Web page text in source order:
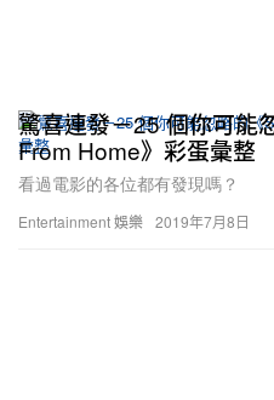
Entertainment 娛樂
驚喜連發－25 個你可能
From Home》彩蛋彙整
看過電影的各位都有發現嗎？
2019年7月8日